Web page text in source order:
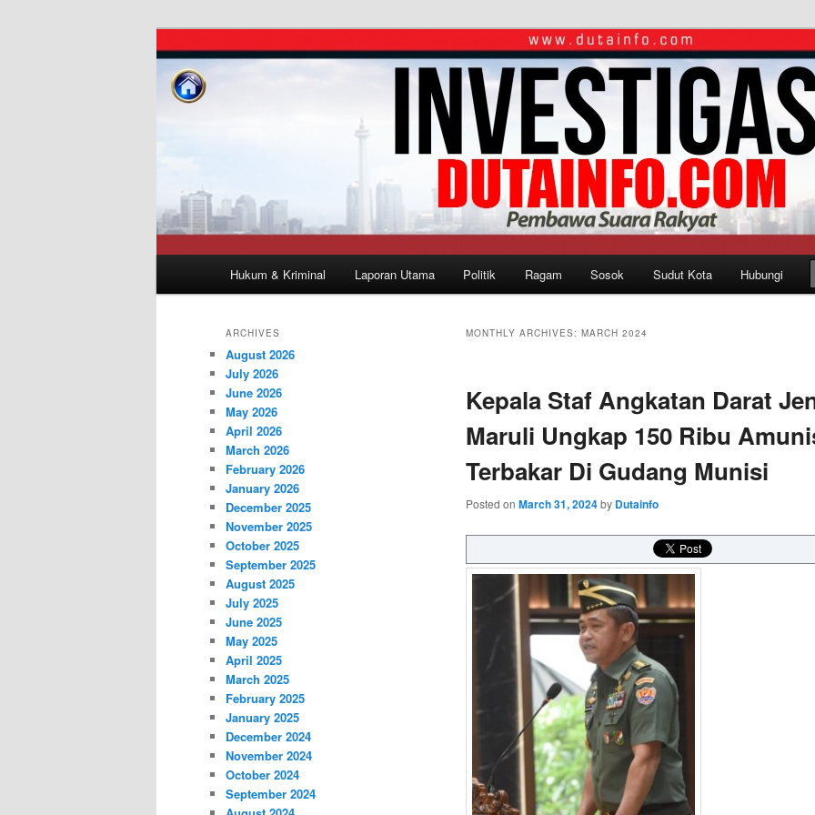
Hukum & Kriminal Laporan Utama Politik Ragam Sosok Sudut Kota Hubungi
MONTHLY ARCHIVES: MARCH 2024
Kepala Staf Angkatan Darat
Maruli Ungkap 150 Ribu
Terbakar Di Gudang Munisi
Posted on March 31, 2024by Dutainfo
ARCHIVES
August 2026
July 2026
June 2026
May 2026
April 2026
March 2026
February 2026
January 2026
December 2025
November 2025
October 2025
September 2025
August 2025
July 2025
June 2025
May 2025
April 2025
March 2025
February 2025
January 2025
December 2024
November 2024
October 2024
September 2024